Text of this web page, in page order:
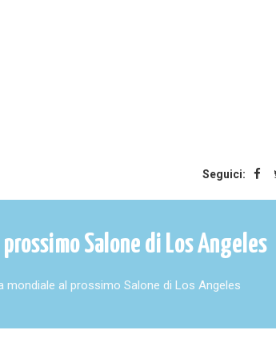
Seguici:
Salone di Los Angeles
mondiale al prossimo Salone di Los Angeles